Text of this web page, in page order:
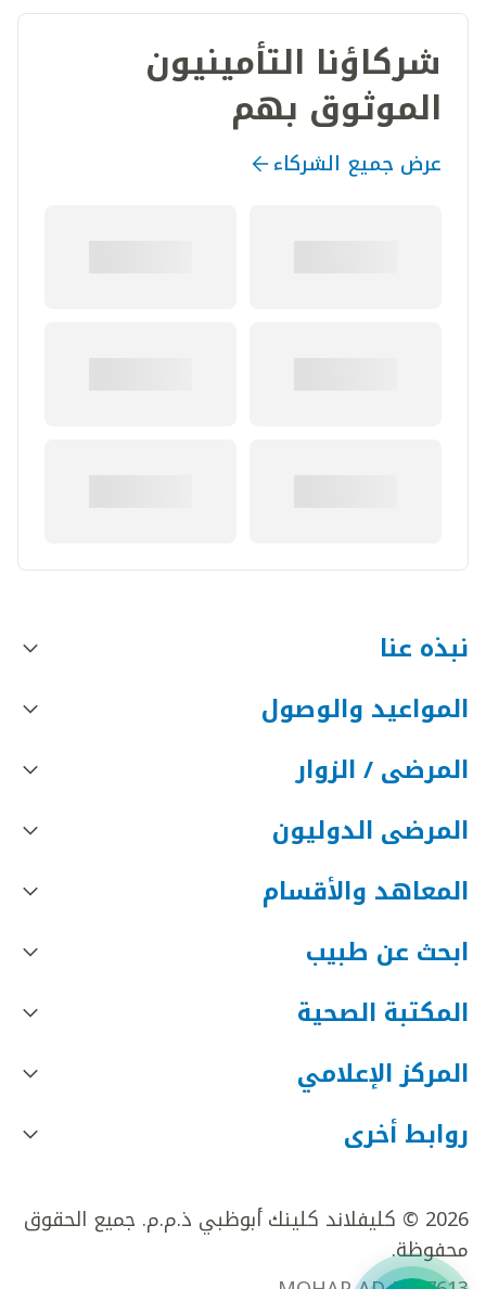
شركاؤنا التأمينيون
الموثوق بهم
عرض جميع الشركاء
نبذه عنا
المواعيد والوصول
المرضى / الزوار
المرضى الدوليون
المعاهد والأقسام
ابحث عن طبيب
المكتبة الصحية
المركز الإعلامي
روابط أخرى
2026 © كليفلاند كلينك أبوظبي ذ.م.م. جميع الحقوق
محفوظة.